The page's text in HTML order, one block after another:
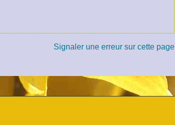
Signaler une erreur sur cette page